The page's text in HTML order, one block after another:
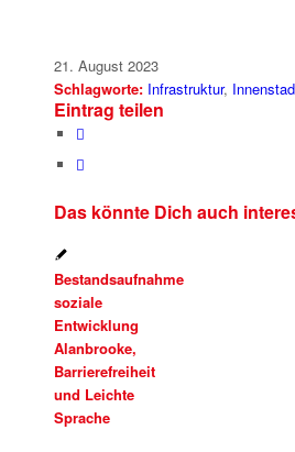
21. August 2023
Schlagworte: Infrastruktur,
Eintrag teilen
Das könnte Dich auch
Bestandsaufnahme
soziale
Entwicklung
Alanbrooke,
Barrierefreiheit
und Leichte
Sprache